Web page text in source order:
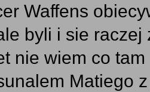
Waffens
byli i sie
nie wiem co
Matiego